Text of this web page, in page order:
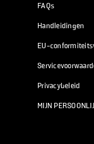
FAQs
Handleidingen
EU-
Privacybeleid
MIJN